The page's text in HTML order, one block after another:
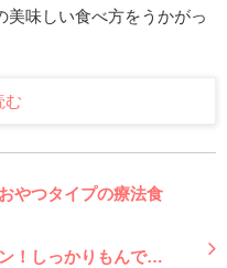
美味しい食べ方をうかがっ
む
やつタイプの療法食
！しっかりもんで…